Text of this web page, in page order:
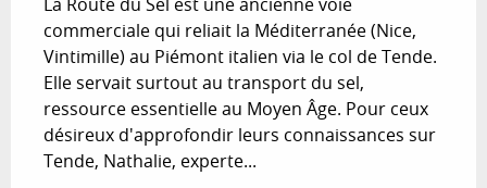
commerciale qui reliait la Méditerranée (Nice,
Vintimille) au Piémont italien via le col de Tende.
Elle servait surtout au transport du sel,
ressource essentielle au Moyen Âge. Pour ceux
désireux d'approfondir leurs connaissances sur
Tende, Nathalie, experte...